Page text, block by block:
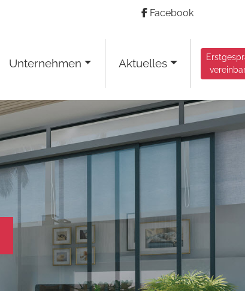
Facebook
Unternehmen Aktuelles